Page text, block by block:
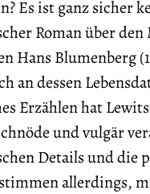
Es ist ganz sicher
Roman über
Hans Blumenberg
an dessen
Erzählen hat
und vulgär
Details und die
allerdings,